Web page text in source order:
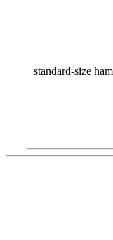
standard-size